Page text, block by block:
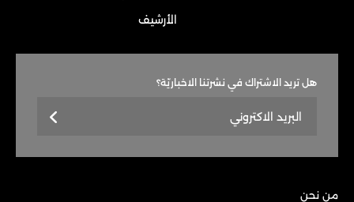
الأرشيف
هل تريد الاشتراك في نشرتنا الاخباريّة؟
من نحن